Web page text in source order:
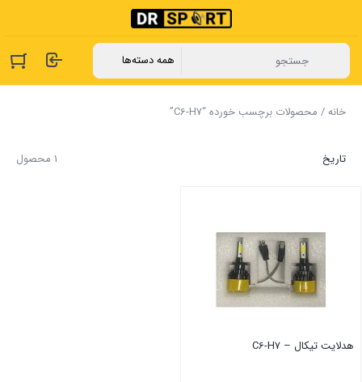
خانه/ محصولات برچسب خورده “C6-H7”
1 محصول تاریخ
هدلایت تیکال – C6-H7